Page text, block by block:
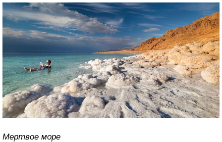
Мертвое море